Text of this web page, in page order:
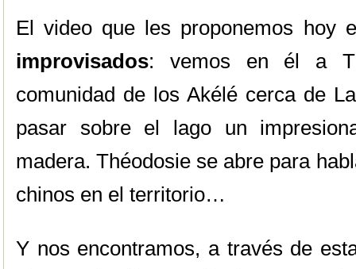
El video que les proponemos hoy
improvisados: vemos en él a
comunidad de los Akélé cerca de
pasar sobre el lago un
madera. Théodosie se abre para
chinos en el territorio…
Y nos encontramos, a través de